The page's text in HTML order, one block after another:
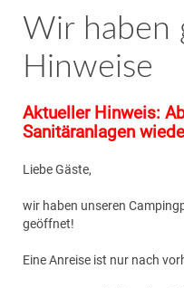
Wir haben
Hinweise
Aktueller Hinweis:
Sanitäranlagen
Liebe Gäste,
wir haben unseren
geöffnet!
Eine Anreise ist nur nach